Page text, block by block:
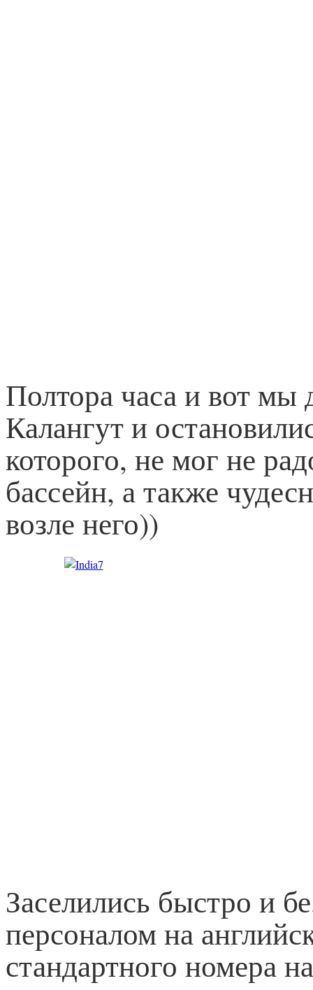
Полтора часа и вот мы
Калангут и
которого, не мог не
бассейн, а также
возле него))
Заселились быстро и
персоналом на
стандартного номера